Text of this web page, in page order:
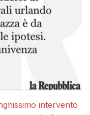
intervento